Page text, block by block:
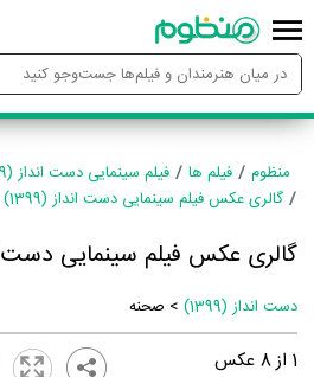
منظوم فیلم ها
فیلم سینمایی دست انداز (1399)
گالری عکس فیلم سینمایی دست انداز (1399)
گالری عکس فیلم سینمایی دست
دست انداز (1399) > صحنه
1 از8 عکس